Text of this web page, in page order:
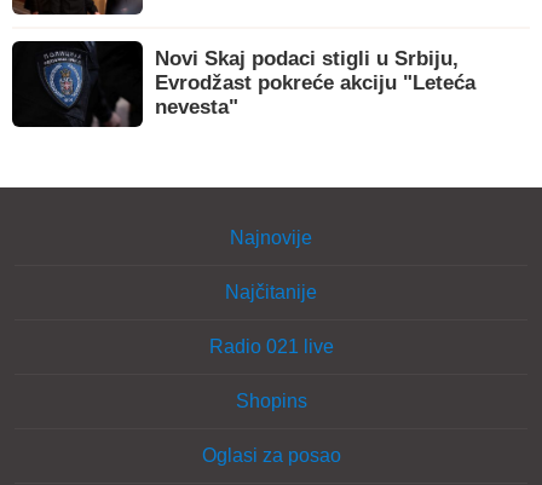
Novi Skaj podaci stigli u Srbiju,
Evrodžast pokreće akciju "Leteća
nevesta"
Najnovije
Najčitanije
Radio 021 live
Shopins
Oglasi za posao